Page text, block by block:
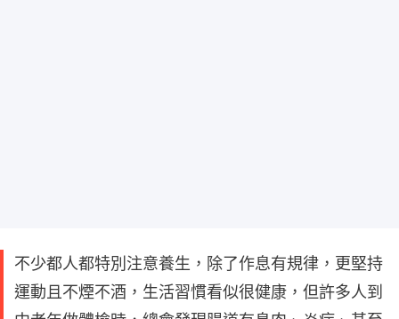
不少都人都特別注意養生，除了作息有規律，更堅持
運動且不煙不酒，生活習慣看似很健康，但許多人到